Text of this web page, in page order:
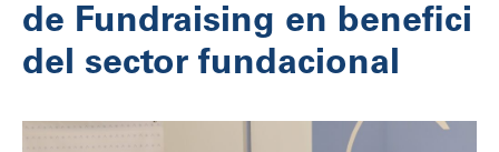
de Fundraising en benefici
del sector fundacional